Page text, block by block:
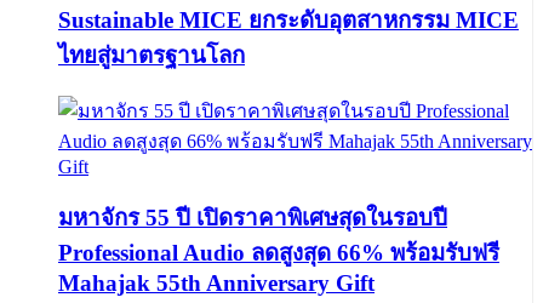
Sustainable MICE ยกระดับอุตสาหกรรม MICE
ไทยสู่มาตรฐานโลก
มหาจักร 55 ปี เปิดราคาพิเศษสุดในรอบปี
Professional Audio ลดสูงสุด 66% พร้อมรับฟรี
Mahajak 55th Anniversary Gift